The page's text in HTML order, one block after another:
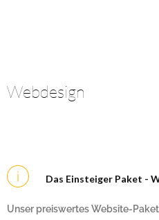
Webdesign
Das Einsteiger Paket -
Unser preiswertes Website-